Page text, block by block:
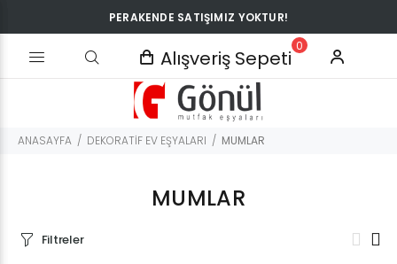
PERAKENDE SATIŞIMIZ YOKTUR!
Alışveriş Sepeti
0
ANASAYFA DEKORATİF EV EŞYALARI MUMLAR
MUMLAR
Filtreler